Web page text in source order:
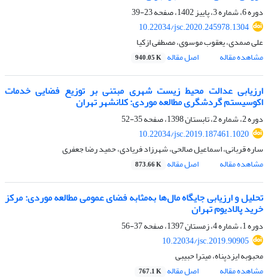
دوره 6، شماره 3، پاییز 1402، صفحه
23-39
10.22034/jsc.2020.245978.1304
علی صمدی، یعقوب موسوی، مصطفی ازکیا
مشاهده مقاله
اصل مقاله 940.05 K
ارزیابی عدالت محیط‌ زیست شهری مبتنی بر توزیع فضایی خدمات
اکوسیستم گردشگری مطالعه موردی: کلانشهر تهران
دوره 2، شماره 2، تابستان 1398، صفحه
35-52
10.22034/jsc.2019.187461.1020
ساره قربانی، اسماعیل صالحی، شهرزاد فریادی، حمید رضا جعفری
مشاهده مقاله
اصل مقاله 873.66 K
تحلیل و ارزیابی جایگاه مال‌ها به‌مثابه فضای عمومی مطالعه موردی: مرکز
خرید پالادیوم تهران
دوره 1، شماره 4، زمستان 1397، صفحه
37-56
10.22034/jsc.2019.90905
محبوبه ایزدپناه، میترا حبیبی
مشاهده مقاله
اصل مقاله 767.1 K